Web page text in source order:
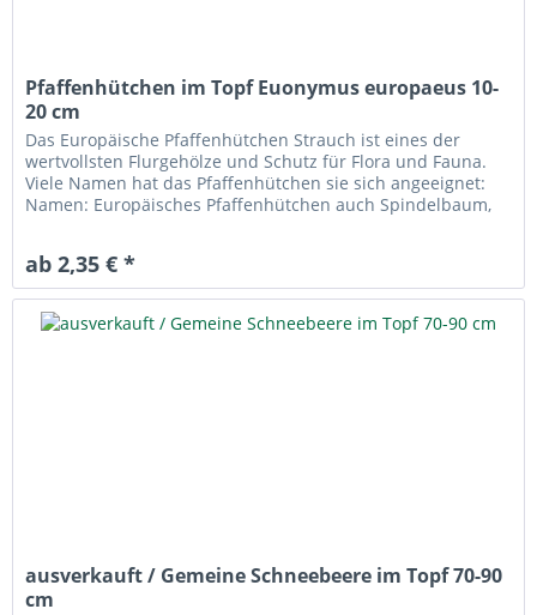
Pfaffenhütchen im Topf Euonymus europaeus 10-
20 cm
Das Europäische Pfaffenhütchen Strauch ist eines der
wertvollsten Flurgehölze und Schutz für Flora und Fauna.
Viele Namen hat das Pfaffenhütchen sie sich angeeignet:
Namen: Europäisches Pfaffenhütchen auch Spindelbaum,
ab 2,35 € *
ausverkauft / Gemeine Schneebeere im Topf 70-90
cm